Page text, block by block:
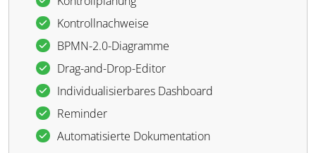
Kontrollnachweise
BPMN-2.0-Diagramme
Drag-and-Drop-Editor
Individualisierbares Dashboard
Reminder
Automatisierte Dokumentation